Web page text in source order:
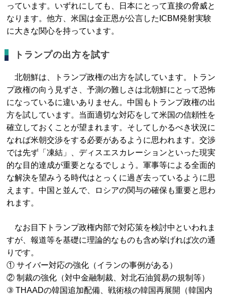
っています。いずれにしても、日本にとって直接の脅威と
なります。他方、米国は金正恩が公言したICBM発射実験
に大きな関心を持っています。
トランプの出方を試す
北朝鮮は、トランプ政権の出方を試しています。トラン
プ政権の向う見ずさ、予測の難しさは北朝鮮にとって恐怖
になっているに違いありません。中国もトランプ政権の出
方を試しています。当面適切な対応をして米国の信頼性を
確立しておくことが望まれます。そしてしかるべき状況に
なれば米朝交渉をする必要があるように思われます。交渉
では先ず「凍結」、ディスエスカレーションといった現実
的な目的達成が重要となるでしょう。軍事等による全面的
な解決を望みうる時代はとっくに過ぎ去っているように思
えます。中国と並んで、ロシアの関与の確保も重要と思わ
れます。
なお目下トランプ政権内部で対応策を検討中といわれま
すが、報道等を基礎に理論的なものも含め挙げれば次の通
りです。
① サイバー対応の強化（イランの事例がある）
② 制裁の強化（対中金融制裁、対北石油貿易の規制等）
③ THAADの韓国追加配備、戦術核の韓国再展開（韓国内